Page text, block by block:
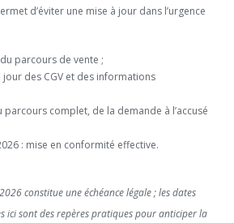
d’éviter une mise à jour dans l’urgence
parcours de vente ;
jour des CGV et des informations
parcours complet, de la demande à l’accusé
: mise en conformité effective.
constitue une échéance légale ; les dates
ici sont des repères pratiques pour anticiper la